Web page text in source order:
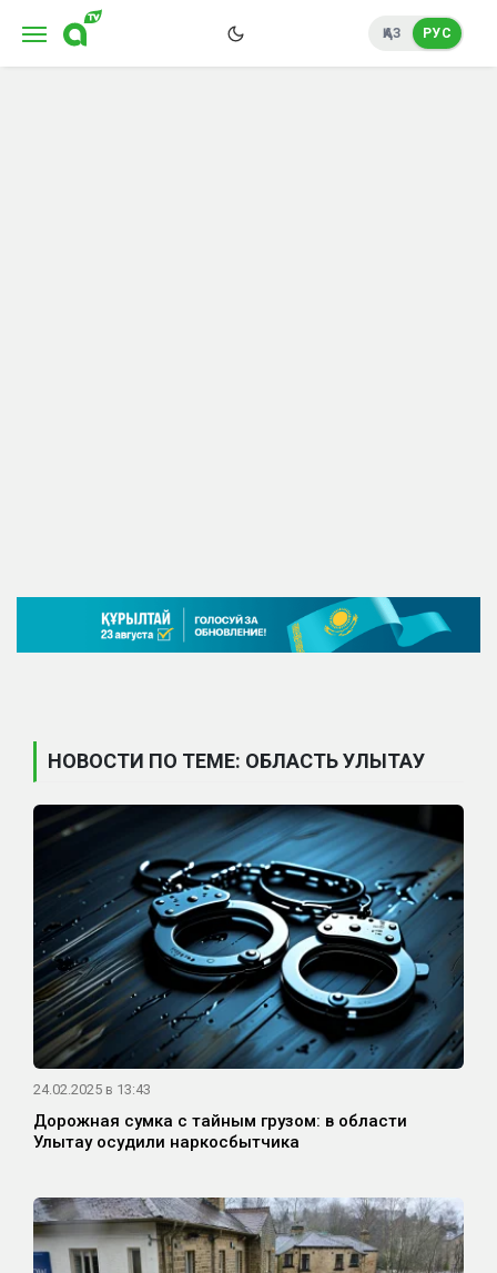
ҚАЗ РУС
НОВОСТИ ПО ТЕМЕ: ОБЛАСТЬ УЛЫТАУ
24.02.2025 в 13:43
Дорожная сумка с тайным грузом: в области
Улытау осудили наркосбытчика